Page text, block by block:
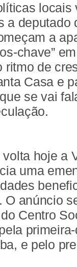
locais
a deputado
a
chave”
ritmo de
Casa e
se vai
hoje a
uma
anúncio
Centro
e pelo